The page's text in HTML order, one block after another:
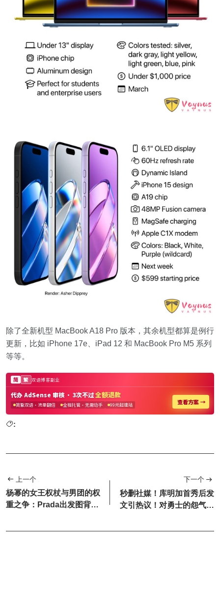
除了全新机型 MacBook A18 Pro 版本，其余机型都算是例行
更新，比如 iPhone 17e、iPad 12 和 MacBook Pro M5 系列
等等。
:
上一个
杨幂的女王权杖与男团的权
重之争：Prada出发图背后
下一个
秒删社媒！库明加首秀后发
文引热议！对勇士的怨气藏